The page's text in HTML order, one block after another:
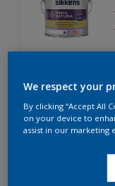
Rubbol BL
We respect your
By clicking “Accept All
on your device to
assist in our marketing